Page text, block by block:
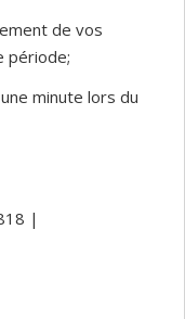
de vos
période;
minute lors du
|